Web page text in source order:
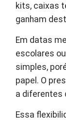
kits, caixas
ganham
Em datas
escolares
simples,
papel. O
a diferentes
Essa